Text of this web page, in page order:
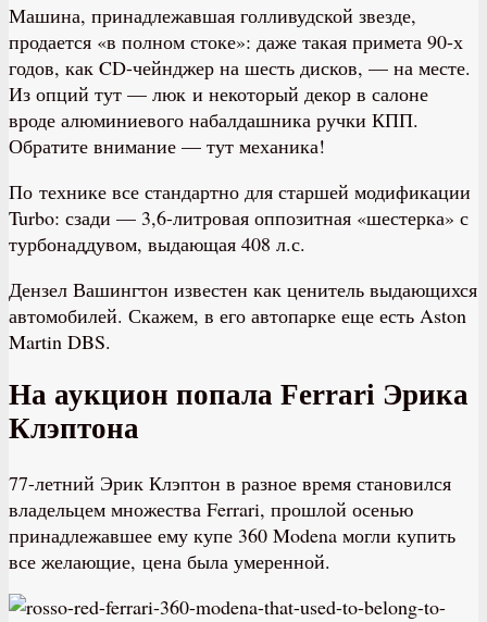
Машина, принадлежавшая голливудской звезде,
продается «в полном стоке»: даже такая примета 90-х
годов, как CD-чейнджер на шесть дисков, — на месте.
Из опций тут — люк и некоторый декор в салоне
вроде алюминиевого набалдашника ручки КПП.
Обратите внимание — тут механика!
По технике все стандартно для старшей модификации
Turbo: сзади — 3,6-литровая оппозитная «шестерка» с
турбонаддувом, выдающая 408 л.с.
Дензел Вашингтон известен как ценитель выдающихся
автомобилей. Скажем, в его автопарке еще есть Aston
Martin DBS.
На аукцион попала Ferrari Эрика
Клэптона
77-летний Эрик Клэптон в разное время становился
владельцем множества Ferrari, прошлой осенью
принадлежавшее ему купе 360 Modena могли купить
все желающие, цена была умеренной.